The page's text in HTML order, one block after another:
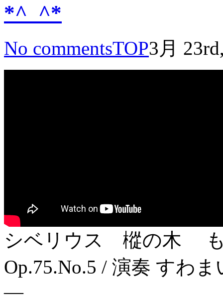
*^_^*
No commentsTOP3月
シベリウス 樅の木 も
Op.75.No.5 / 演奏 すわま
—